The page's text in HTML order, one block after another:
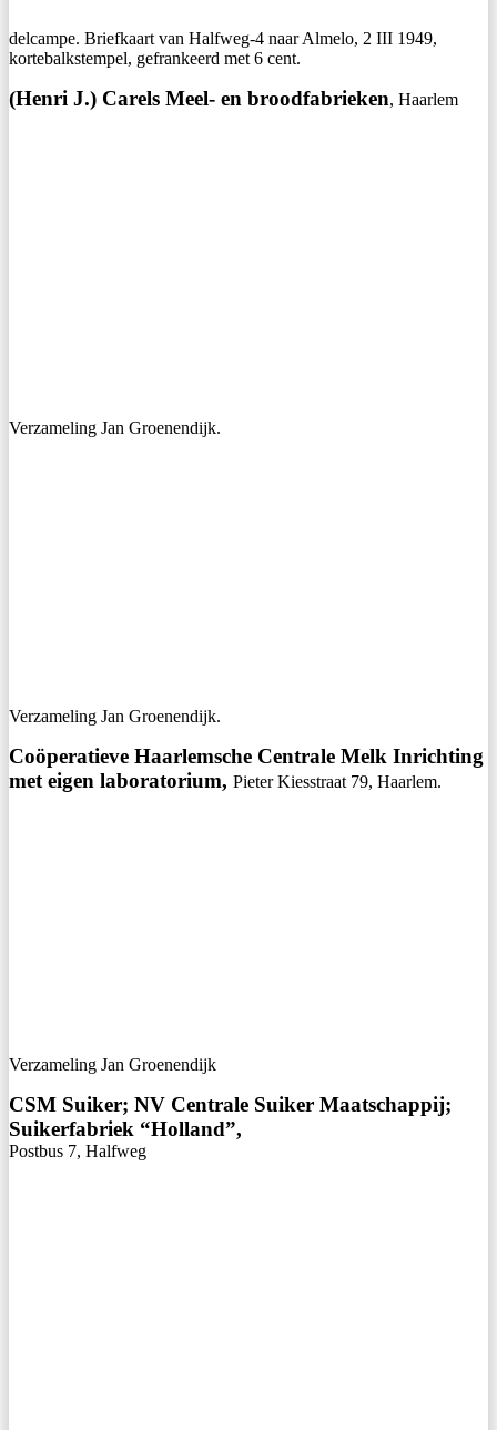
delcampe. Briefkaart van Halfweg-4 naar Almelo, 2 III 1949,
kortebalkstempel, gefrankeerd met 6 cent.
(Henri J.) Carels Meel- en broodfabrieken, Haarlem
Verzameling Jan Groenendijk.
Verzameling Jan Groenendijk.
Coöperatieve Haarlemsche Centrale Melk Inrichting
met eigen laboratorium, Pieter Kiesstraat 79, Haarlem.
Verzameling Jan Groenendijk
CSM Suiker; NV Centrale Suiker Maatschappij;
Suikerfabriek “Holland”,
Postbus 7, Halfweg